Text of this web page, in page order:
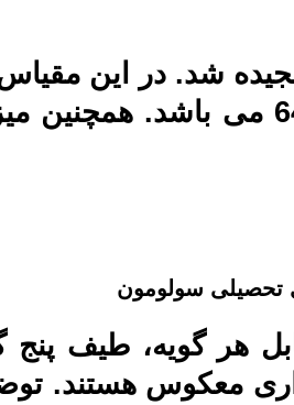
آن روی یک نمونه 15 نفره
تحصیلی سولومون
معکوس هستند.